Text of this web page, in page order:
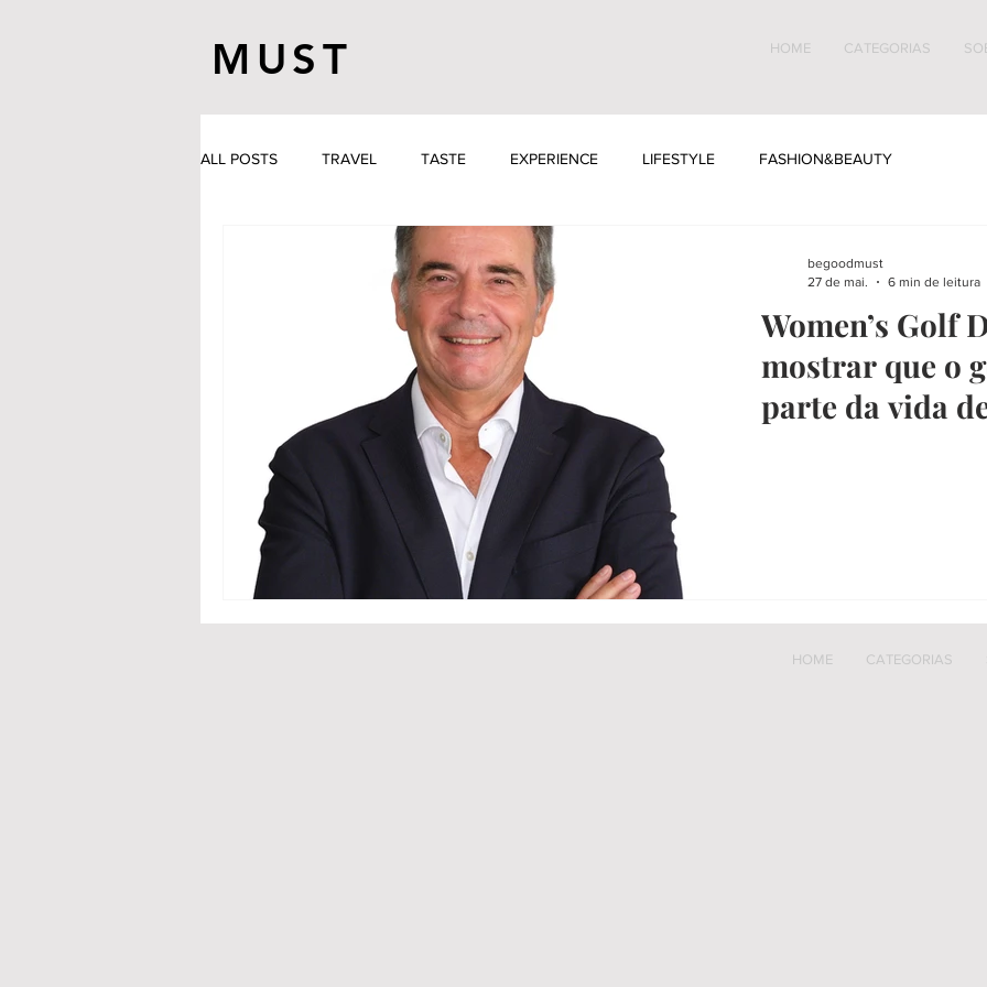
MUST HOME CATEGORIAS
ALL POSTS TRAVEL TASTE EXPERIENCE LIFESTYLE FASHION&BEAUTY
Women’s Golf
mostrar que o
parte da vida
begoodmust
27 de mai.
6 min de leitura
HOME CATEGORIAS